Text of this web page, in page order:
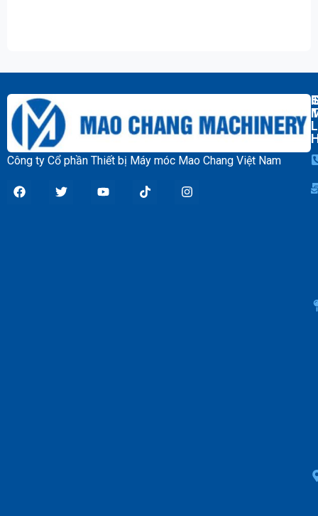
Công ty Cổ phần Thiết bị Máy móc Mao Chang Việt Nam